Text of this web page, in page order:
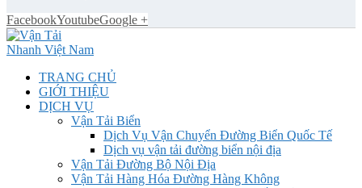
FacebookYoutubeGoogle +
TRANG CHỦ
GIỚI THIỆU
DỊCH VỤ
Vận Tải Biển
Dịch Vụ Vận Chuyển Đường Biển Quốc Tế
Dịch vụ vận tải đường biển nội địa
Vận Tải Đường Bộ Nội Địa
Vận Tải Hàng Hóa Đường Hàng Không